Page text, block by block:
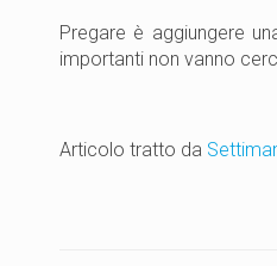
Pregare è aggiungere
importanti non vanno
Articolo tratto da